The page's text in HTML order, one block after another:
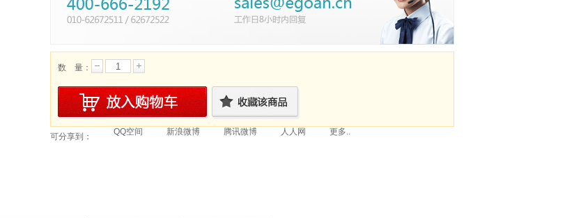
数 量：
可分享到： QQ空间 新浪微博 腾讯微博 人人网 更多..